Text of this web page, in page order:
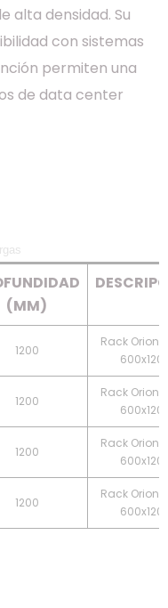
alta densidad. Su
con sistemas
permiten una
de data center
(MM)
1200
Rack Orion
1200
Rack Orion
1200
Rack Orion
1200
Rack Orion